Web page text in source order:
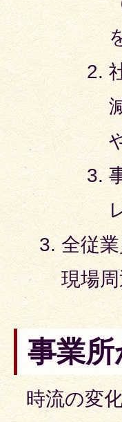
全従
現場
事業
時流の変